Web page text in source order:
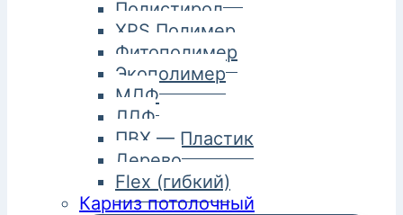
Полистирол
XPS Полимер
Фитополимер
Экополимер
МДФ
ЛДФ
ПВХ — Пластик
Дерево
Flex (гибкий)
Карниз потолочный